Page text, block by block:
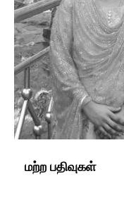
மற்ற பதிவுகள்